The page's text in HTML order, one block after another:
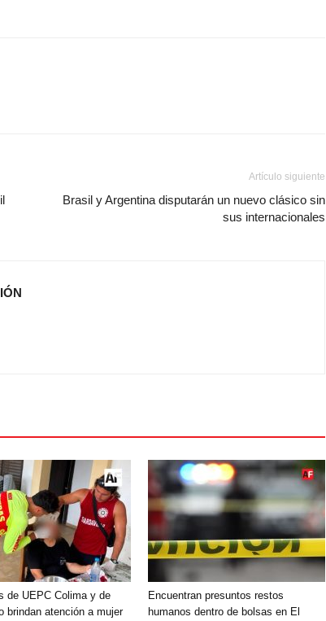
Artículo siguiente
Brasil y Argentina disputarán un nuevo clásico sin
sus internacionales
de UEPC Colima y de
brindan atención a mujer
Encuentran presuntos restos
humanos dentro de bolsas en El